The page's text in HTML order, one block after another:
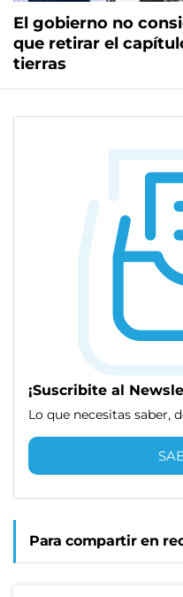
El gobierno no
que retirar el
tierras
¡Suscribite al
Lo que necesitas saber,
Para compartir en